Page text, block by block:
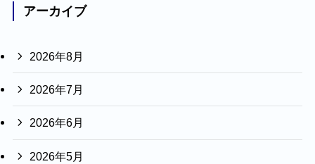
アーカイブ
2026年8月
2026年7月
2026年6月
2026年5月